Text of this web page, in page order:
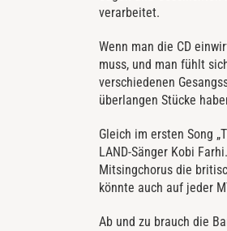
verarbeitet.
Wenn man die CD
muss, und man fühlt
verschiedenen
überlangen Stücke
Gleich im ersten Song
LAND-Sänger Kobi
Mitsingchorus die
könnte auch auf jeder
Ab und zu brauch die